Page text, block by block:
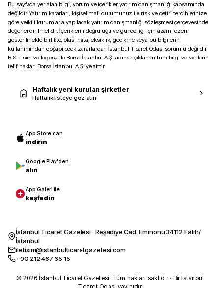
Bu sayfada yer alan bilgi, yorum ve içerikler yatırım danışmanlığı kapsamında
değildir. Yatırım kararları, kişisel mali durumunuz ile risk ve getiri tercihlerinize
göre yetkili kurumlarla yapılacak yatırım danışmanlığı sözleşmesi çerçevesinde
değerlendirilmelidir. İçeriklerin doğruluğu ve güncelliği için azami özen
gösterilmekle birlikte, olası hata, eksiklik, gecikme veya bu bilgilerin
kullanımından doğabilecek zararlardan İstanbul Ticaret Odası sorumlu değildir.
BIST isim ve logosu ile Borsa İstanbul A.Ş. adına açıklanan tüm bilgi ve verilerin
telif hakları Borsa İstanbul A.Ş.’ye aittir.
Haftalık yeni kurulan şirketler
Haftalık listeye göz atın
App Store'dan
indirin
Google Play'den
alın
App Galeri ile
keşfedin
İstanbul Ticaret Gazetesi · Reşadiye Cad. Eminönü 34112 Fatih/
İstanbul
iletisim@istanbulticaretgazetesi.com
+90 212 467 65 15
© 2026 İstanbul Ticaret Gazetesi · Tüm hakları saklıdır · Bir İstanbul
Ticaret Odası yayınıdır